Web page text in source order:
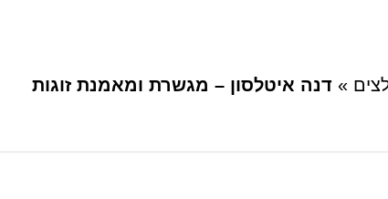
» דנה איטלסון – מגשרת ומאמנת זוגות